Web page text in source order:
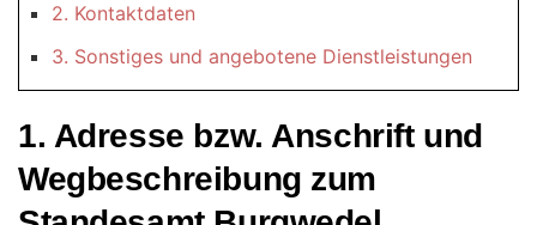
2. Kontaktdaten
3. Sonstiges und angebotene Dienstleistungen
1. Adresse bzw. Anschrift und
Wegbeschreibung zum